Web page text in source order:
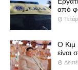
από
Ο Κιμ
είναι